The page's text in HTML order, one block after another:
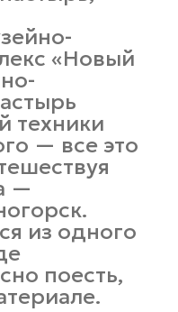
«Новый
техники
— все это
—
из одного
поесть,